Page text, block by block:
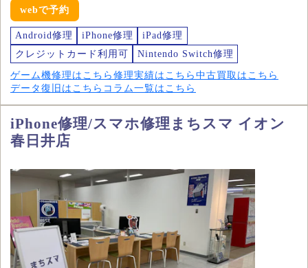
webで予約
Android修理 iPhone修理
iPad修理
クレジットカード利用可
Nintendo Switch修理
ゲーム機修理はこちら 修理実績はこちら 中古買取はこちら
データ復旧はこちら コラム一覧はこちら
iPhone修理/スマホ修理まちスマ イオン
春日井店